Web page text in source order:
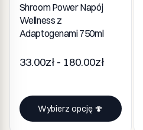
Shroom Power Napój
Wellness z
Adaptogenami 750ml
33.00zł - 180.00zł
Wybierz opcję 🍄